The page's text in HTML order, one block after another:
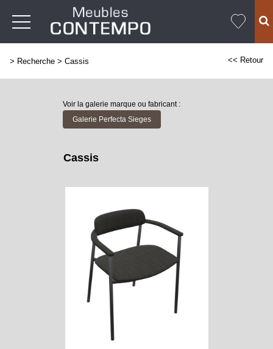
> Recherche > Cassis << Retour
Voir la galerie marque ou fabricant :
Galerie Perfecta Sieges
Cassis